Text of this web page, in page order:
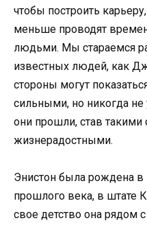
чтобы построить
меньше проводят
людьми. Мы стараемся
известных людей, как
стороны могут
сильными, но никогда не
они прошли, став такими
жизнерадостными.
Энистон была рождена в
прошлого века, в штате
свое детство она рядом